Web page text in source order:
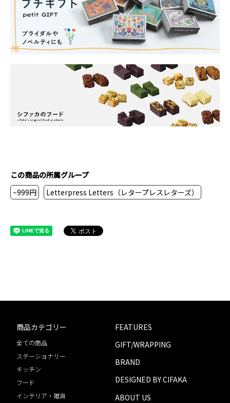
この商品の所属グループ
~999円
Letterpress Letters（レタープレスレターズ）
商品カテゴリー
全ての商品
ステーショナリー
キッチン
フード
インテリア・雑貨
FEATURES
GIFT/WRAPPING
BRAND
DESIGNED BY CIFAKA
ABOUT US